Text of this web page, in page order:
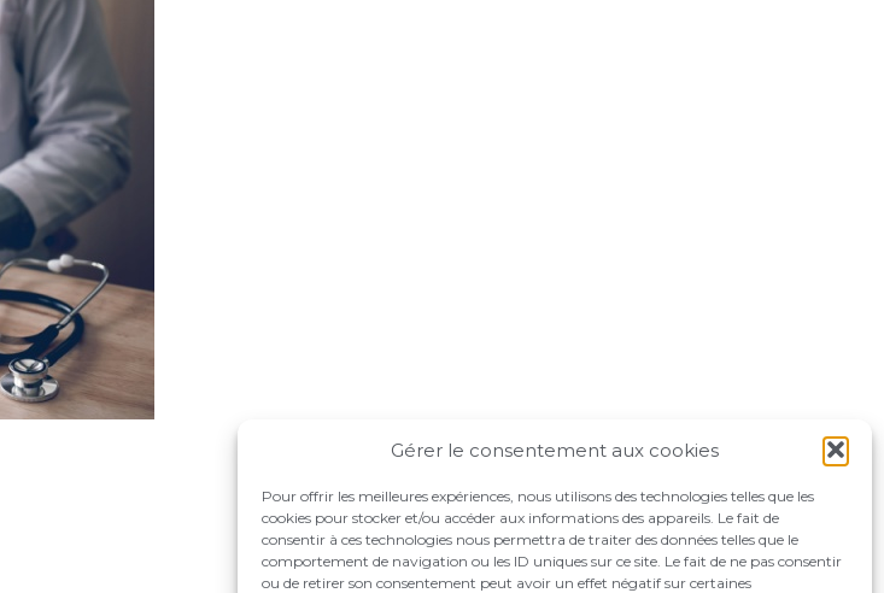
Gérer le consentement aux cookies
Pour offrir les meilleures expériences, nous utilisons des technologies telles que les
cookies pour stocker et/ou accéder aux informations des appareils. Le fait de
consentir à ces technologies nous permettra de traiter des données telles que le
comportement de navigation ou les ID uniques sur ce site. Le fait de ne pas consentir
ou de retirer son consentement peut avoir un effet négatif sur certaines